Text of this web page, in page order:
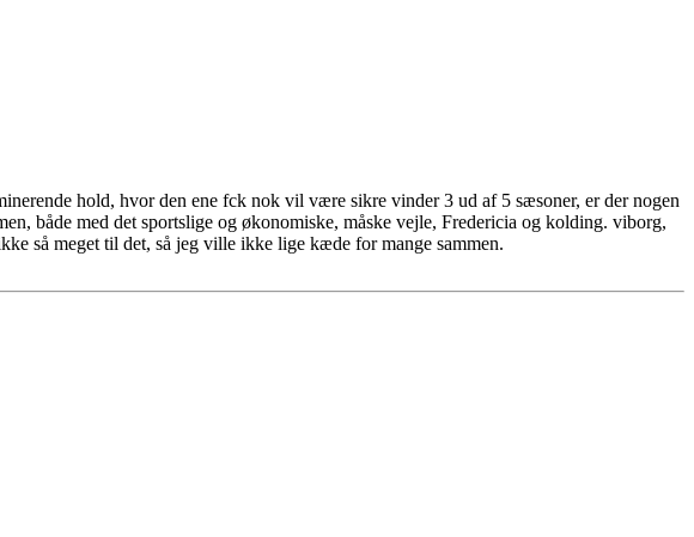
hold, hvor den ene fck nok vil være sikre vinder 3 ud af 5 sæsoner, er der nogen
både med det sportslige og økonomiske, måske vejle, Fredericia og kolding. viborg,
så meget til det, så jeg ville ikke lige kæde for mange sammen.